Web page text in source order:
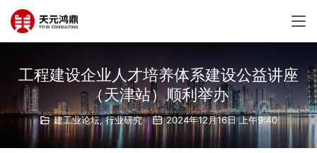
工程建设企业人才培养体系建设公益讲座
（天津站）顺利举办
建工业论坛,行业研究 2024年12月16日 上午9:40